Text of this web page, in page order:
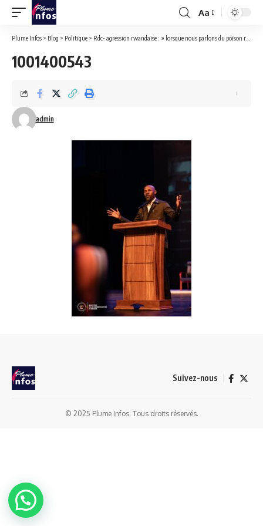
Font
Resizer
Aa
Plume Infos > Blog > Politique > Rdc- agression rwandaise : » lorsque nous parlons du poison rwandais, c’est justement cette campagne qui vise à inoculer un venin de la division dans l’écosystème congolais. Patrick Muyaya.
1001400543
admin
Suivez-nous
© 2025 Plume Infos. Tous droits réservés.